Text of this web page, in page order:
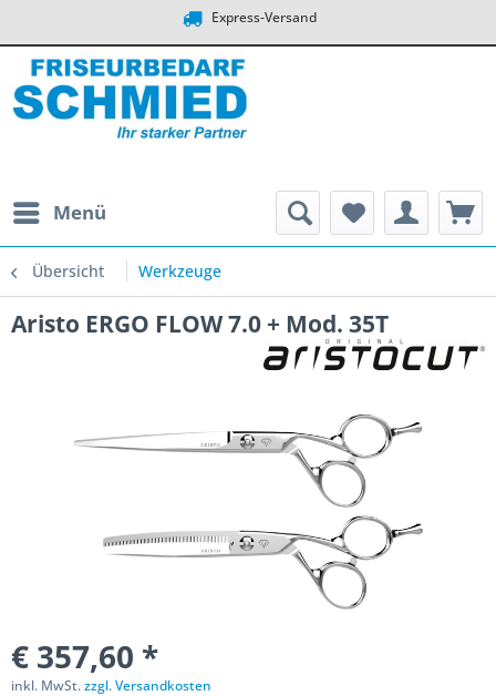
Express-Versand
Menü
Übersicht Werkzeuge
Aristo ERGO FLOW 7.0 + Mod. 35T
€ 357,60 *
inkl. MwSt.zzgl. Versandkosten